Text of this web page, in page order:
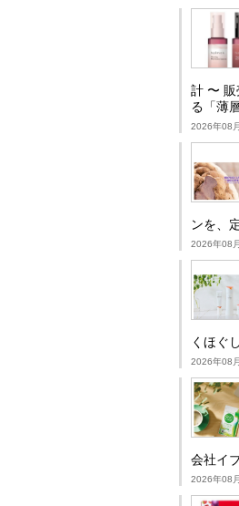
計 〜
る「薄
2026年08
ンを、
2026年08
くほぐ
2026年08
会社イ
2026年08